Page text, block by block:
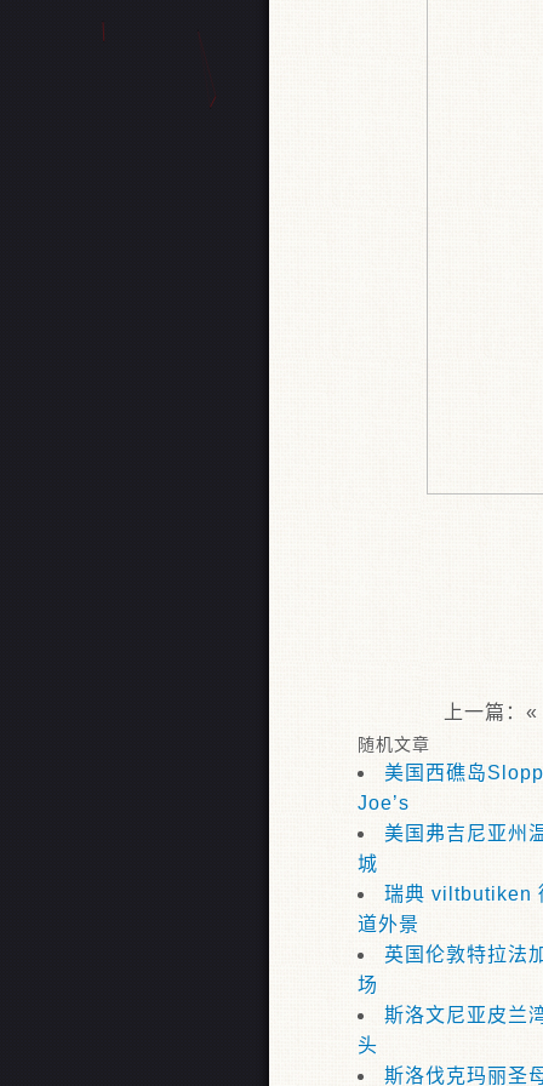
上一篇：«
随机文章
美国西礁岛
Joe’s
美国弗吉尼亚州
城
瑞典 viltbutiken
道外景
英国伦敦特拉法
场
斯洛文尼亚皮兰
头
斯洛伐克玛丽圣